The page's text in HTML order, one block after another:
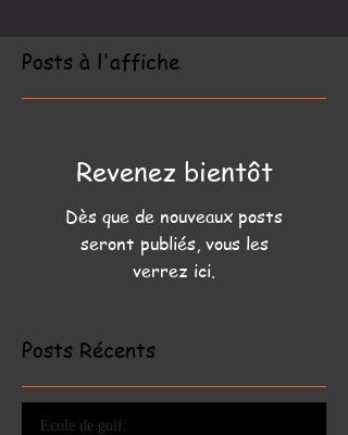
Posts à l'affiche
Revenez bientôt
Dès que de nouveaux posts
seront publiés, vous les
verrez ici.
Posts Récents
Ecole de golf: